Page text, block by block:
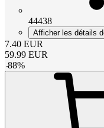
44438
Afficher les détails
7.40 EUR
59.99 EUR
-88%